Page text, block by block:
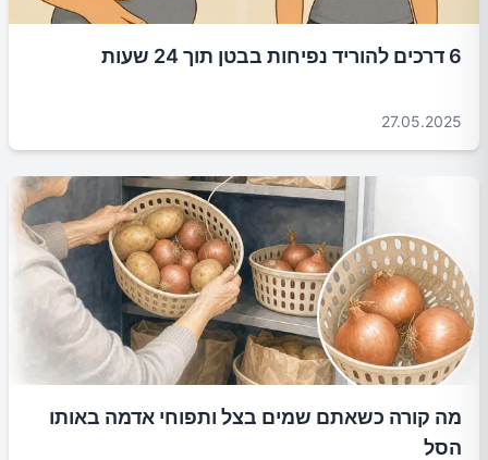
6 דרכים להוריד נפיחות בבטן תוך 24 שעות
27.05.2025
מה קורה כשאתם שמים בצל ותפוחי אדמה באותו
הסל